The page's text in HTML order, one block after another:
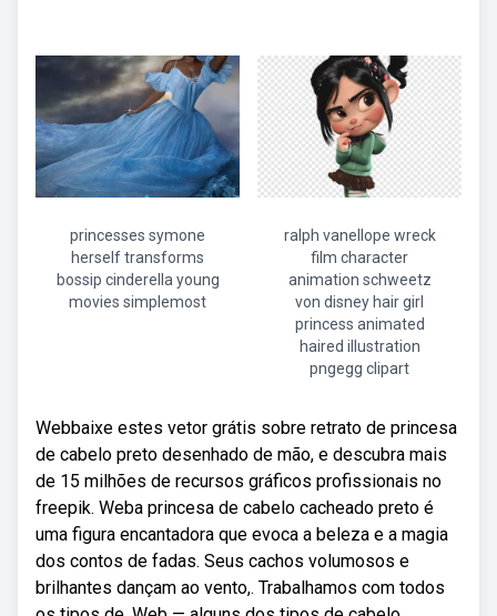
princesses symone
herself transforms
bossip cinderella young
movies simplemost
ralph vanellope wreck
film character
animation schweetz
von disney hair girl
princess animated
haired illustration
pngegg clipart
Webbaixe estes vetor grátis sobre retrato de princesa
de cabelo preto desenhado de mão, e descubra mais
de 15 milhões de recursos gráficos profissionais no
freepik. Weba princesa de cabelo cacheado preto é
uma figura encantadora que evoca a beleza e a magia
dos contos de fadas. Seus cachos volumosos e
brilhantes dançam ao vento,. Trabalhamos com todos